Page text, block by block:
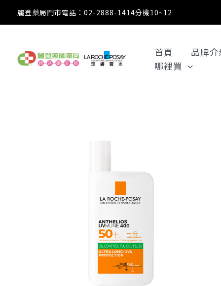
麗登藥局門市電話：02-2888-1414分機10~12
首頁 品牌介
哪裡買